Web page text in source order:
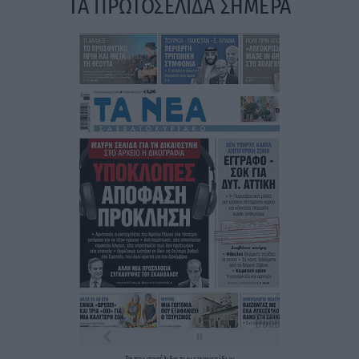
ΤΑ ΠΡΩΤΟΣΕΛΙΔΑ ΣΗΜΕΡΑ